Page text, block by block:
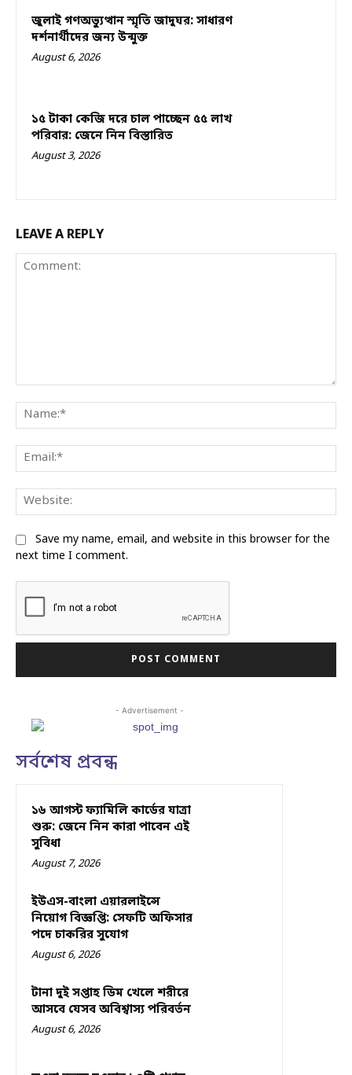
জুলাই গণঅভ্যুত্থান স্মৃতি জাদুঘর: সাধারণ
দর্শনার্থীদের জন্য উন্মুক্ত
August 6, 2026
১৫ টাকা কেজি দরে চাল পাচ্ছেন ৫৫ লাখ
পরিবার: জেনে নিন বিস্তারিত
August 3, 2026
LEAVE A REPLY
Save my name, email, and website in this browser for the
next time I comment.
- Advertisement -
সর্বশেষ প্রবন্ধ
১৬ আগস্ট ফ্যামিলি কার্ডের যাত্রা
শুরু: জেনে নিন কারা পাবেন এই
সুবিধা
August 7, 2026
ইউএস-বাংলা এয়ারলাইন্সে
নিয়োগ বিজ্ঞপ্তি: সেফটি অফিসার
পদে চাকরির সুযোগ
August 6, 2026
টানা দুই সপ্তাহ ডিম খেলে শরীরে
আসবে যেসব অবিশ্বাস্য পরিবর্তন
August 6, 2026